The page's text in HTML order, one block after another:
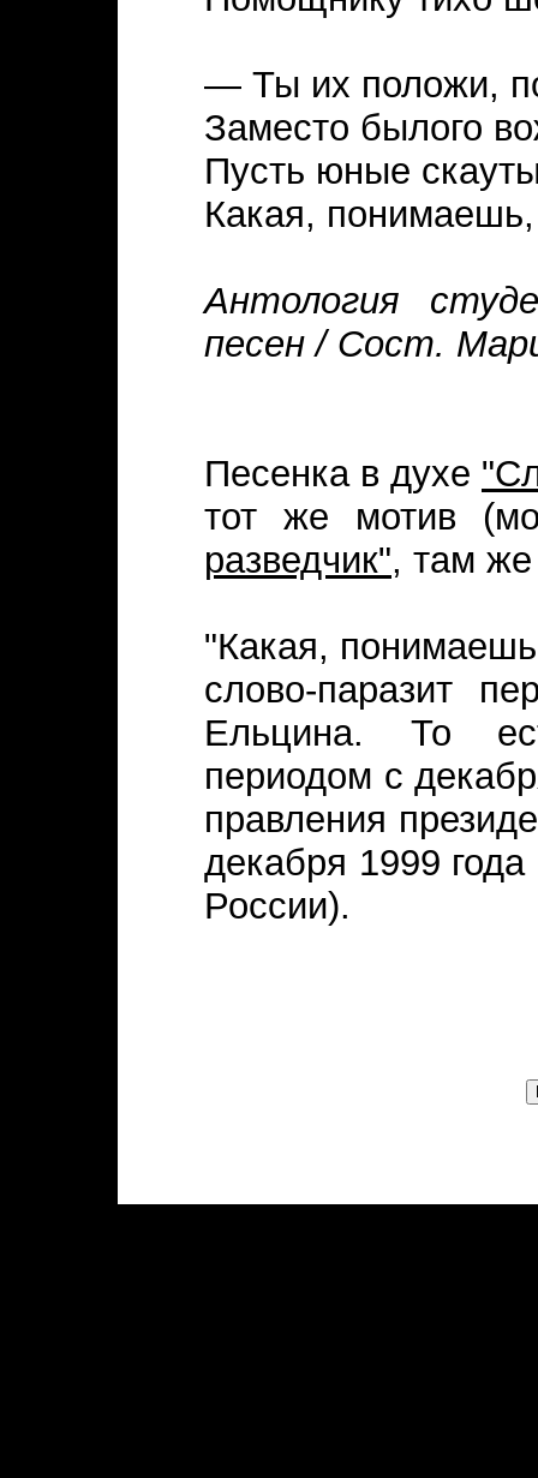
— Ты их положи,
Заместо былого
Пусть юные
Какая,
Антология
песен / Сост.
Песенка в духе
тот же мотив
разведчик", там
"Какая,
слово-паразит
Ельцина. То
периодом с
правления
декабря 1999
России).